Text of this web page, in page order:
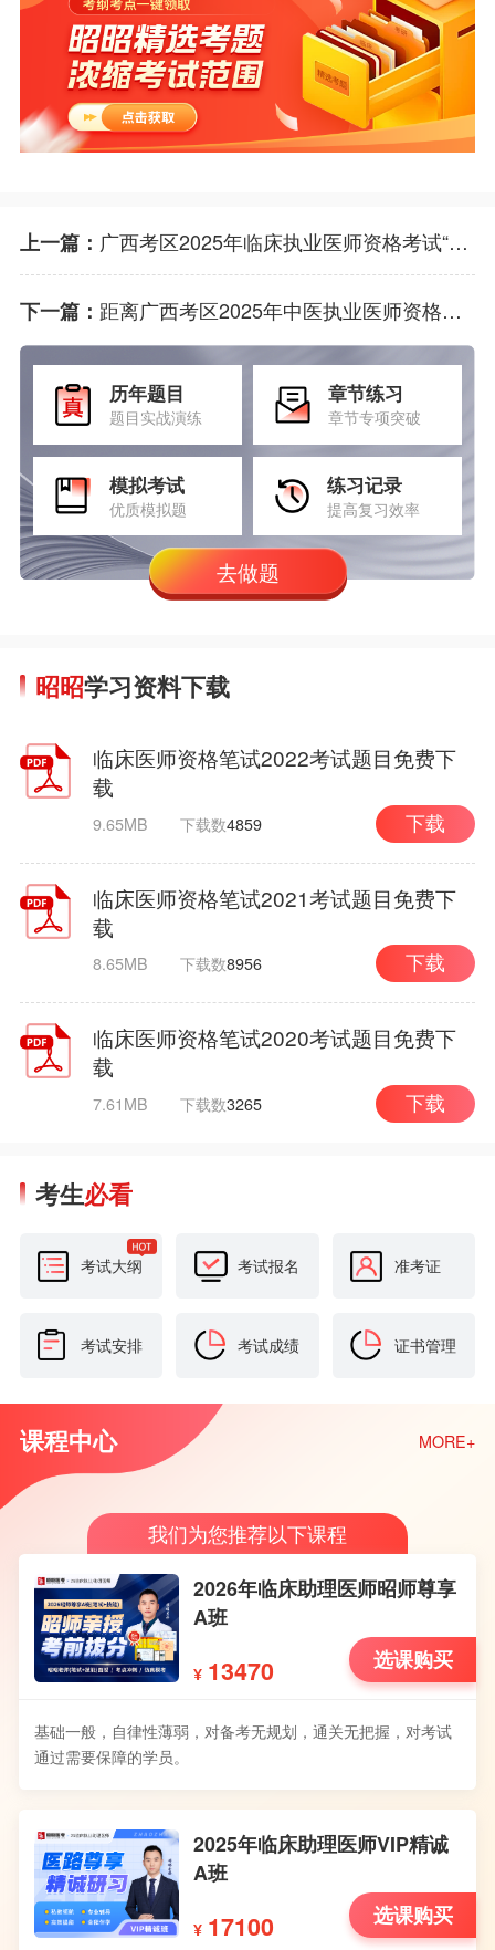
上一篇： 广西考区2025年临床执业医师资格考试“一年两试”第二试即将开始-11月8日至9日举行！
下一篇： 距离广西考区2025年中医执业医师资格考试“一年两试”第二试开始还剩两天！11月8日至9日举行！
历年题目
题目实战演练
章节练习
章节专项突破
模拟考试
优质模拟题
练习记录
提高复习效率
去做题
昭昭学习资料下载
临床医师资格笔试2022考试题目免费下
载
9.65MB 下载数4859 下载
临床医师资格笔试2021考试题目免费下
载
8.65MB 下载数8956 下载
临床医师资格笔试2020考试题目免费下
载
7.61MB 下载数3265 下载
考生必看
考试大纲 考试报名 准考证
考试安排 考试成绩 证书管理
课程中心 MORE+
我们为您推荐以下课程
2026年临床助理医师昭师尊享
A班
¥ 13470 选课购买
基础一般，自律性薄弱，对备考无规划，通关无把握，对考试
通过需要保障的学员。
2025年临床助理医师VIP精诚
A班
¥ 17100 选课购买